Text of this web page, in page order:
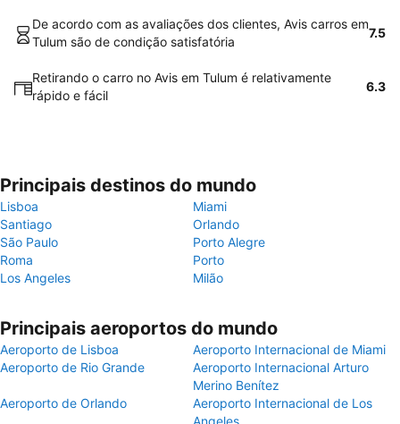
De acordo com as avaliações dos clientes, Avis carros em
Tulum são de condição satisfatória
7.5
Retirando o carro no Avis em Tulum é relativamente
rápido e fácil
6.3
Principais destinos do mundo
Lisboa
Miami
Santiago
Orlando
São Paulo
Porto Alegre
Roma
Porto
Los Angeles
Milão
Principais aeroportos do mundo
Aeroporto de Lisboa
Aeroporto Internacional de Miami
Aeroporto de Rio Grande
Aeroporto Internacional Arturo
Merino Benítez
Aeroporto de Orlando
Aeroporto Internacional de Los
Angeles